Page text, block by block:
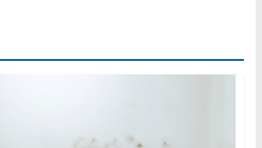
la rivoluzione del Vangelo abbatte i
separano gli esseri umani